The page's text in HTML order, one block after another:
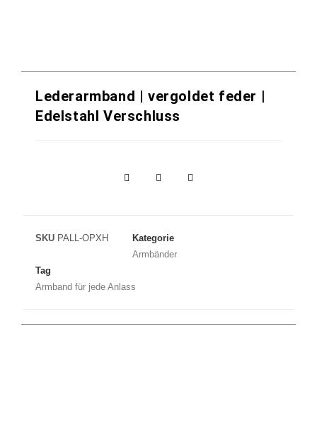
Lederarmband | vergoldet feder |
Edelstahl Verschluss
SKU PALL-OPXH
Kategorie
Armbänder
Tag
Armband für jede Anlass